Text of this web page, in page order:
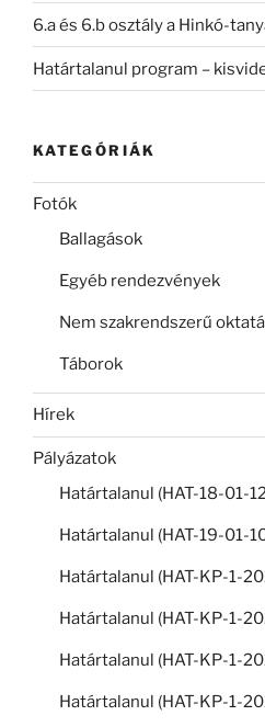
6.a és 6.b osztály a Hinkó-
Határtalanul program –
KATEGÓRIÁK
Fotók
Ballagások
Egyéb rendezvények
Nem szakrendszerű
Táborok
Hírek
Pályázatok
Határtalanul (HAT-18-01-
Határtalanul (HAT-19-01-
Határtalanul (HAT-KP-1-
Határtalanul (HAT-KP-1-
Határtalanul (HAT-KP-1-
Határtalanul (HAT-KP-1-